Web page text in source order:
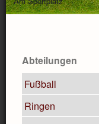
Abteilungen
Fußball
Ringen